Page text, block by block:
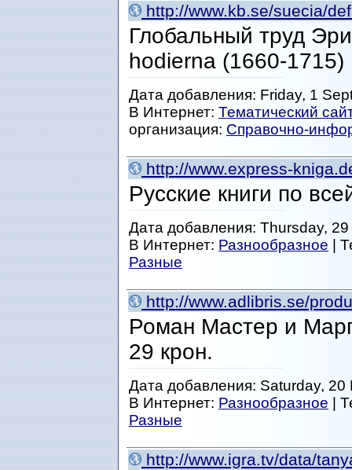
http://www.kb.se/suecia/
Глобальный труд
hodierna (1660-1715)
Дата добавления: Friday, 1
В Интернет: Тематический
организация: Справочно-
http://www.express-
Русские книги по
Дата добавления: Thursday,
В Интернет: Разнообразное |
Разные
http://www.adlibris.se/
Роман Мастер и
29 крон.
Дата добавления: Saturday,
В Интернет: Разнообразное |
Разные
http://www.igra.tv/data/